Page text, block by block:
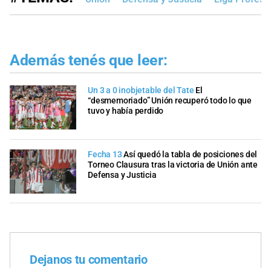
Además tenés que leer:
Un 3 a 0 inobjetable del Tate El
“desmemoriado” Unión recuperó todo lo que
tuvo y había perdido
Fecha 13Así quedó la tabla de posiciones del
Torneo Clausura tras la victoria de Unión ante
Defensa y Justicia
Dejanos tu comentario